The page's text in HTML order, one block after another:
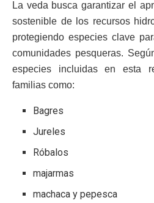
La veda busca garantizar el
sostenible de los recursos
protegiendo especies clave
comunidades pesqueras.
especies incluidas en esta
familias como:
Bagres
Jureles
Róbalos
majarmas
machaca y pepesca